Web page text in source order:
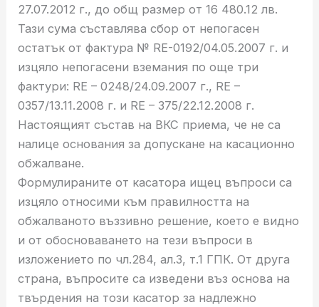
27.07.2012 г., до общ размер от 16 480.12 лв.
Тази сума съставлява сбор от непогасен
остатък от фактура № RE-0192/04.05.2007 г. и
изцяло непогасени вземания по още три
фактури: RE – 0248/24.09.2007 г., RE –
0357/13.11.2008 г. и RE – 375/22.12.2008 г.
Настоящият състав на ВКС приема, че не са
налице основания за допускане на касационно
обжалване.
Формулираните от касатора ищец въпроси са
изцяло относими към правилността на
обжалваното въззивно решение, което е видно
и от обосноваването на тези въпроси в
изложението по чл.284, ал.3, т.1 ГПК. От друга
страна, въпросите са изведени въз основа на
твърдения на този касатор за надлежно